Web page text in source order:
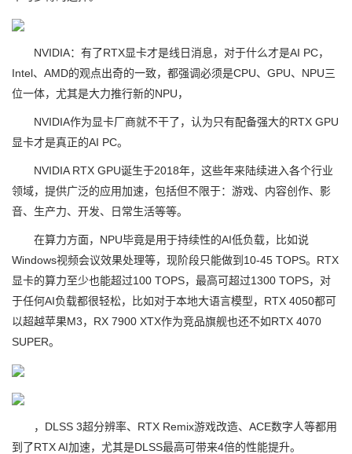
NVIDIA：有了RTX显卡才是线日消息，对于什么才是AI PC，
Intel、AMD的观点出奇的一致，都强调必须是CPU、GPU、NPU三
位一体，尤其是大力推行新的NPU，
NVIDIA作为显卡厂商就不干了，认为只有配备强大的RTX GPU
显卡才是真正的AI PC。
NVIDIA RTX GPU诞生于2018年，这些年来陆续进入各个行业
领域，提供广泛的应用加速，包括但不限于：游戏、内容创作、影
音、生产力、开发、日常生活等等。
在算力方面，NPU毕竟是用于持续性的AI低负载，比如说
Windows视频会议效果处理等，现阶段只能做到10-45 TOPS。RTX
显卡的算力至少也能超过100 TOPS，最高可超过1300 TOPS，对
于任何AI负载都很轻松，比如对于本地大语言模型，RTX 4050都可
以超越苹果M3，RX 7900 XTX作为竞品旗舰也还不如RTX 4070
SUPER。
，DLSS 3超分辨率、RTX Remix游戏改造、ACE数字人等都用
到了RTX AI加速，尤其是DLSS最高可带来4倍的性能提升。